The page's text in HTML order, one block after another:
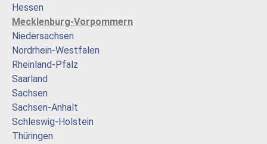
Hessen
Mecklenburg-Vorpommern
Niedersachsen
Nordrhein-Westfalen
Rheinland-Pfalz
Saarland
Sachsen
Sachsen-Anhalt
Schleswig-Holstein
Thüringen